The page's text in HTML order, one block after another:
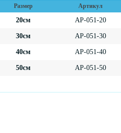
Размер Артикул
20см AP-051-20
30см AP-051-30
40см AP-051-40
50см AP-051-50